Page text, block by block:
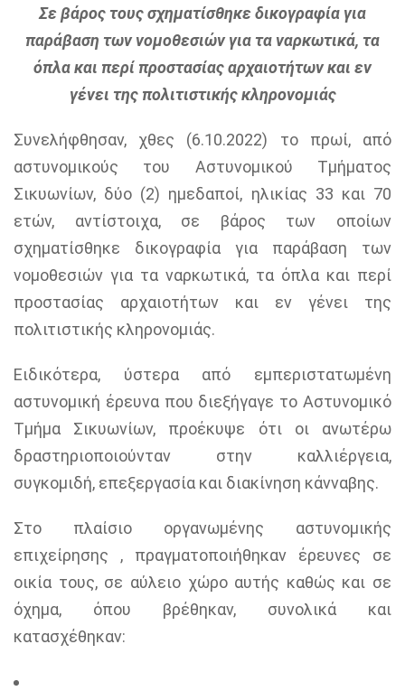
Σε βάρος τους σχηματίσθηκε δικογραφία για
παράβαση των νομοθεσιών για τα ναρκωτικά, τα
όπλα και περί προστασίας αρχαιοτήτων και εν
γένει της πολιτιστικής κληρονομιάς
Συνελήφθησαν, χθες (6.10.2022) το πρωί, από
αστυνομικούς του Αστυνομικού Τμήματος
Σικυωνίων, δύο (2) ημεδαποί, ηλικίας 33 και 70
ετών, αντίστοιχα, σε βάρος των οποίων
σχηματίσθηκε δικογραφία για παράβαση των
νομοθεσιών για τα ναρκωτικά, τα όπλα και περί
προστασίας αρχαιοτήτων και εν γένει της
πολιτιστικής κληρονομιάς.
Ειδικότερα, ύστερα από εμπεριστατωμένη
αστυνομική έρευνα που διεξήγαγε το Αστυνομικό
Τμήμα Σικυωνίων, προέκυψε ότι οι ανωτέρω
δραστηριοποιούνταν στην καλλιέργεια,
συγκομιδή, επεξεργασία και διακίνηση κάνναβης.
Στο πλαίσιο οργανωμένης αστυνομικής
επιχείρησης , πραγματοποιήθηκαν έρευνες σε
οικία τους, σε αύλειο χώρο αυτής καθώς και σε
όχημα, όπου βρέθηκαν, συνολικά και
κατασχέθηκαν: